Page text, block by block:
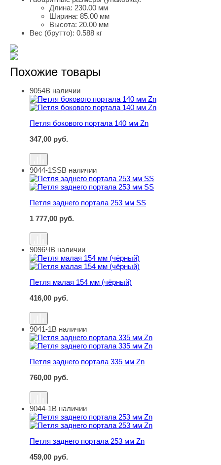
Длина: 230.00 мм
Ширина: 85.00 мм
Высота: 20.00 мм
Вес (брутто): 0.588 кг
Похожие товары
Петля бокового портала 140 мм Zn
9054В наличии
Петля бокового портала 140 мм Zn
347,00 руб.
Петля заднего портала 253 мм SS
9044-1SSВ наличии
Петля заднего портала 253 мм SS
1 777,00 руб.
Петля малая 154 мм (чёрный)
9096ЧВ наличии
Петля малая 154 мм (чёрный)
416,00 руб.
Петля заднего портала 335 мм Zn
9041-1В наличии
Петля заднего портала 335 мм Zn
760,00 руб.
Петля заднего портала 253 мм Zn
9044-1В наличии
Петля заднего портала 253 мм Zn
459,00 руб.